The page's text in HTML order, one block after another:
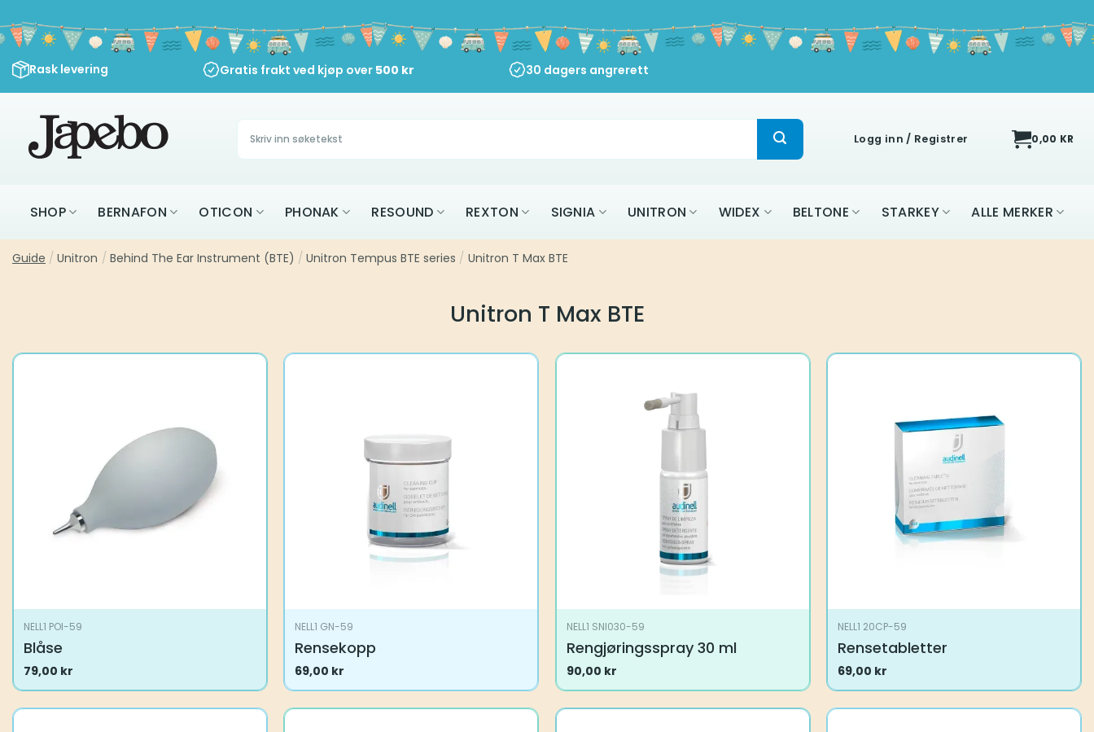
to
content
Rask levering Gratis frakt ved kjøp over 500 kr 30 dagers angrerett
Søk
etter:
Logg inn / Registrer 0,00 KR
SHOP BERNAFON OTICON PHONAK RESOUND REXTON SIGNIA UNITRON WIDEX BELTONE STARKEY ALLE MERKER
Guide / Unitron / Behind The Ear Instrument (BTE) / Unitron Tempus BTE series / Unitron T Max BTE
Unitron T Max BTE
NELL1 POI-59
Blåse
79,00 kr
NELL1 GN-59
Rensekopp
69,00 kr
NELL1 SNI030-59
Rengjøringsspray 30 ml
90,00 kr
NELL1 20CP-59
Rensetabletter
69,00 kr